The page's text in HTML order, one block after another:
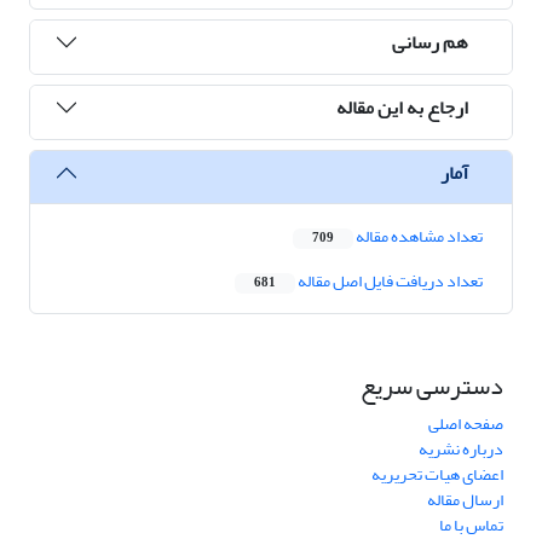
هم رسانی
ارجاع به این مقاله
آمار
تعداد مشاهده مقاله 709
تعداد دریافت فایل اصل مقاله 681
دسترسی سریع
صفحه اصلی
درباره نشریه
اعضای هیات تحریریه
ارسال مقاله
تماس با ما